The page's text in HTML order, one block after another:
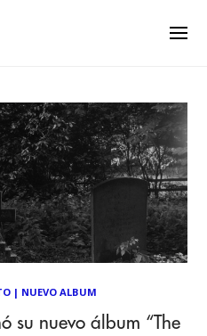
| NUEVO ALBUM
su nuevo álbum “The